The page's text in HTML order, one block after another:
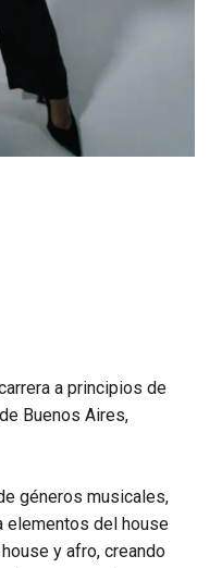
a principios de
Buenos Aires,
géneros musicales,
elementos del house
y afro, creando